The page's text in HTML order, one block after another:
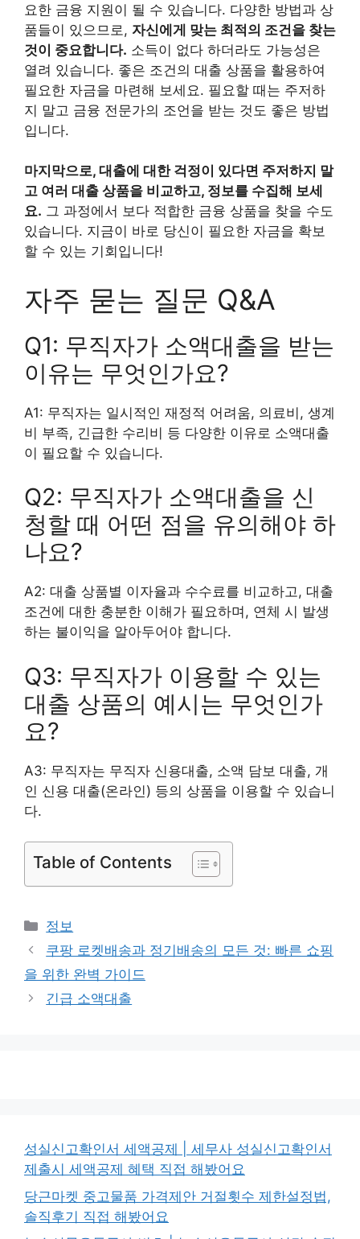
요한 금융 지원이 될 수 있습니다. 다양한 방법과 상
품들이 있으므로, 자신에게 맞는 최적의 조건을 찾는
것이 중요합니다. 소득이 없다 하더라도 가능성은
열려 있습니다. 좋은 조건의 대출 상품을 활용하여
필요한 자금을 마련해 보세요. 필요할 때는 주저하
지 말고 금융 전문가의 조언을 받는 것도 좋은 방법
입니다.
마지막으로, 대출에 대한 걱정이 있다면 주저하지 말
고 여러 대출 상품을 비교하고, 정보를 수집해 보세
요. 그 과정에서 보다 적합한 금융 상품을 찾을 수도
있습니다. 지금이 바로 당신이 필요한 자금을 확보
할 수 있는 기회입니다!
자주 묻는 질문 Q&A
Q1: 무직자가 소액대출을 받는
이유는 무엇인가요?
A1: 무직자는 일시적인 재정적 어려움, 의료비, 생계
비 부족, 긴급한 수리비 등 다양한 이유로 소액대출
이 필요할 수 있습니다.
Q2: 무직자가 소액대출을 신
청할 때 어떤 점을 유의해야 하
나요?
A2: 대출 상품별 이자율과 수수료를 비교하고, 대출
조건에 대한 충분한 이해가 필요하며, 연체 시 발생
하는 불이익을 알아두어야 합니다.
Q3: 무직자가 이용할 수 있는
대출 상품의 예시는 무엇인가
요?
A3: 무직자는 무직자 신용대출, 소액 담보 대출, 개
인 신용 대출(온라인) 등의 상품을 이용할 수 있습니
다.
Table of Contents
카
테
리
정보
쿠팡 로켓배송과 정기배송의 모든 것: 빠른 쇼핑
을 위한 완벽 가이드
긴급 소액대출
성실신고확인서 세액공제 | 세무사 성실신고확인서
제출시 세액공제 혜택 직접 해봤어요
당근마켓 중고물품 가격제안 거절횟수 제한설정법,
솔직후기 직접 해봤어요